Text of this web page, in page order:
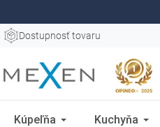
Dostupnosť tovaru
Kúpeľňa Kuchyňa